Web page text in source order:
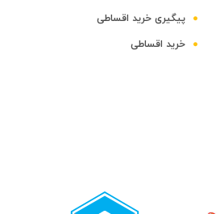
پیگیری خرید اقساطی
خرید اقساطی